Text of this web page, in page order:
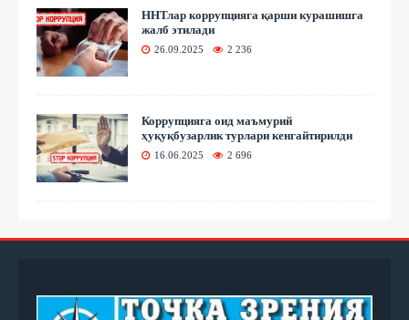
ННТлар коррупцияга қарши курашишга
жалб этилади
26.09.2025 2 236
Коррупцияга оид маъмурий
ҳуқуқбузарлик турлари кенгайтирилди
16.06.2025 2 696